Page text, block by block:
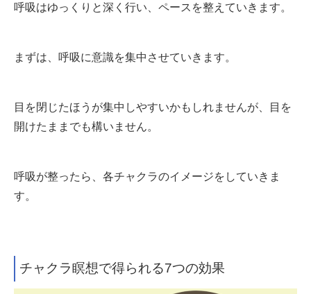
呼吸はゆっくりと深く行い、ペースを整えていきます。
まずは、呼吸に意識を集中させていきます。
目を閉じたほうが集中しやすいかもしれませんが、目を
開けたままでも構いません。
呼吸が整ったら、各チャクラのイメージをしていきま
す。
チャクラ瞑想で得られる7つの効果